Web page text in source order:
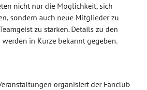
nicht nur die Moglichkeit, sich
sondern auch neue Mitglieder zu
zu starken. Details zu den
in Kurze bekannt gegeben.
organisiert der Fanclub